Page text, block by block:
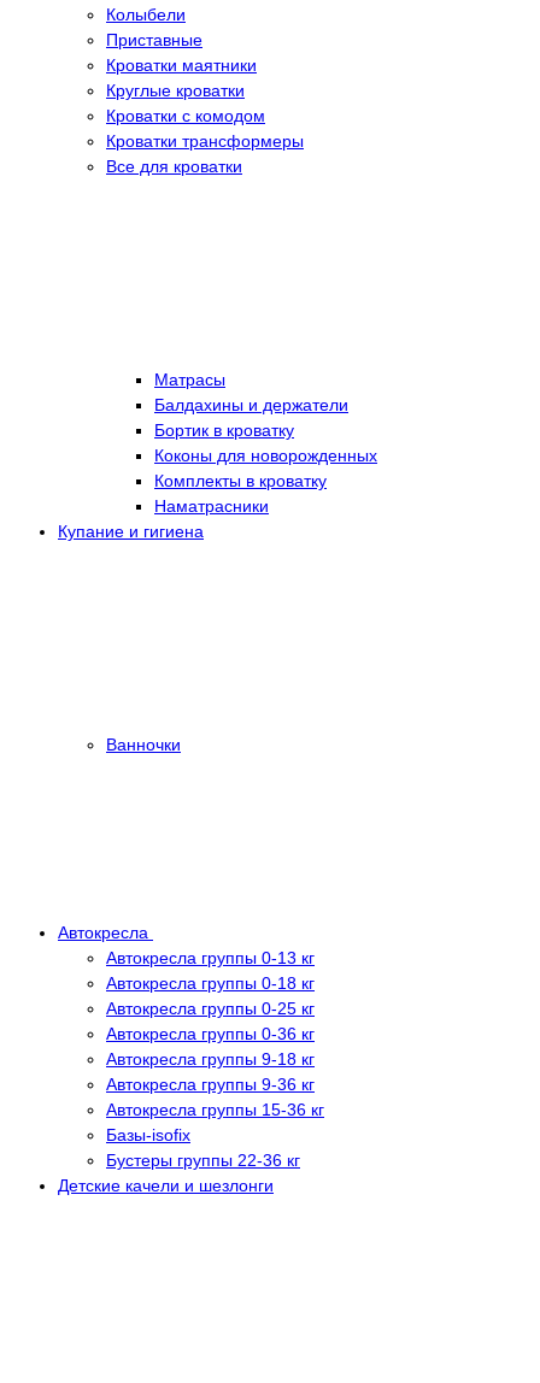
Колыбели
Приставные
Кроватки маятники
Круглые кроватки
Кроватки с комодом
Кроватки трансформеры
Все для кроватки
Матрасы
Балдахины и держатели
Бортик в кроватку
Коконы для новорожденных
Комплекты в кроватку
Наматрасники
Купание и гигиена
Ванночки
Автокресла
Автокресла группы 0-13 кг
Автокресла группы 0-18 кг
Автокресла группы 0-25 кг
Автокресла группы 0-36 кг
Автокресла группы 9-18 кг
Автокресла группы 9-36 кг
Автокресла группы 15-36 кг
Базы-isofix
Бустеры группы 22-36 кг
Детские качели и шезлонги